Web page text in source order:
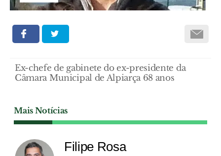
Ex-chefe de gabinete do ex-presidente da
Câmara Municipal de Alpiarça 68 anos
Mais Notícias
Filipe Rosa